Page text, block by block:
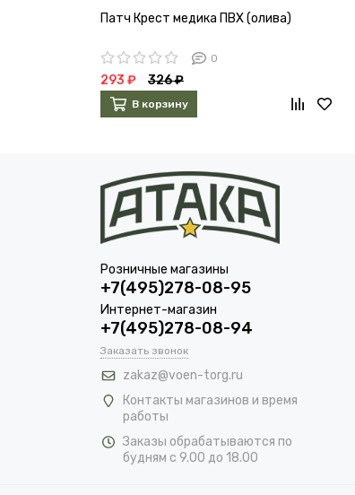
Патч Крест медика ПВХ (олива)
0
293 ₽ 326 ₽
В корзину
Розничные магазины
+7(495)278-08-95
Интернет-магазин
+7(495)278-08-94
Заказать звонок
zakaz@voen-torg.ru
Контакты магазинов и время
работы
Заказы обрабатываются по
будням с 9.00 до 18.00